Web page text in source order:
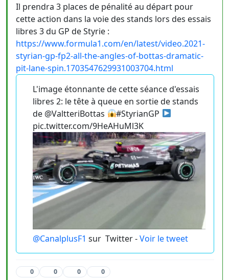
Il prendra 3 places de pénalité au départ pour
cette action dans la voie des stands lors des essais
libres 3 du GP de Styrie :
https://www.formula1.com/en/latest/video.2021-
styrian-gp-fp2-all-the-angles-of-bottas-dramatic-
pit-lane-spin.1703547629931003704.html
L'image étonnante de cette séance d'essais
libres 2: le tête à queue en sortie de stands
de @ValtteriBottas
#StyrianGP
pic.twitter.com/9HeAHuMl3K
@CanalplusF1 sur Twitter -Voir le tweet
0 0 0 0